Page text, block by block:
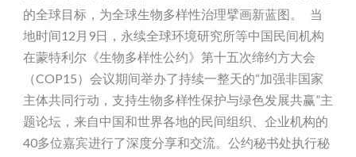
的全球目标，为全球生物多样性治理擘画新蓝图。 当
地时间12月9日，永续全球环境研究所等中国民间机构
在蒙特利尔《生物多样性公约》第十五次缔约方大会
（COP15）会议期间举办了持续一整天的“加强非国家
主体共同行动，支持生物多样性保护与绿色发展共赢”主
题论坛，来自中国和世界各地的民间组织、企业机构的
40多位嘉宾进行了深度分享和交流。公约秘书处执行秘